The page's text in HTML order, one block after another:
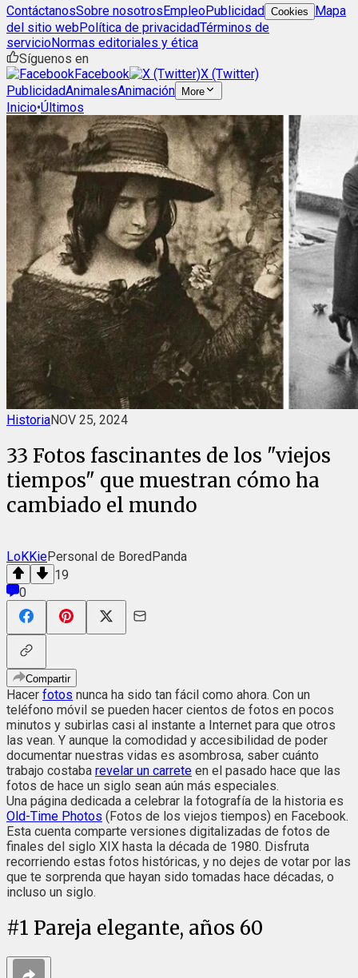
ContáctanosSobre nosotrosEmpleoPublicidad Cookies
Mapa
del sitio webPolítica de privacidadTérminos de
servicioNormas editoriales y ética
Síguenos en
Facebook
X (Twitter)
PublicidadAnimalesAnimación More
Inicio•Últimos
HistoriaNOV 25, 2024
33 Fotos fascinantes de los "viejos
tiempos" que muestran cómo ha
cambiado el mundo
LoKKiePersonal de BoredPanda
19
0
Compartir
Hacer fotos nunca ha sido tan fácil como ahora. Con un
teléfono móvil se pueden hacer cientos de fotos en pocos
minutos y subirlas casi al instante a Internet para que otros
las vean. Y aunque la comodidad y accesibilidad de poder
documentar nuestras vidas es asombrosa, saber cuánto
trabajo costaba revelar un carrete en el pasado hace que las
fotos de hace un siglo sean aún más especiales.
Una página dedicada a celebrar la fotografía de la historia es
Old-Time Photos (Fotos de los viejos tiempos) en Facebook.
Esta cuenta comparte versiones digitalizadas de fotos de
finales del siglo XIX hasta la década de 1980. Disfruta
recorriendo estas fotos históricas, y no dejes de votar por las
que te sorprenda que hayan sido tomadas hace décadas, o
incluso un siglo.
#1 Pareja elegante, años 60